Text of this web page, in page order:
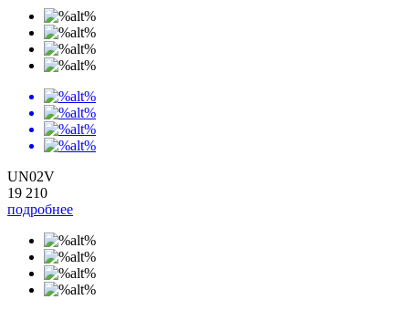
UN02V
19 210
подробнее